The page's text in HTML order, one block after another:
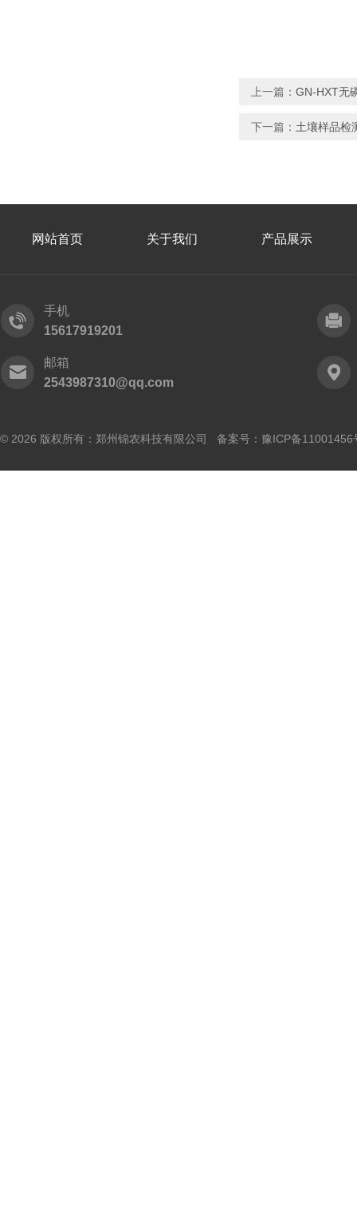
上一篇： GN-HXT无
下一篇： 土壤样品检
网站首页 关于我们 产品展示
手机
15617919201
邮箱
2543987310@qq.com
© 2026 版权所有：郑州锦农科技有限公司 备案号： 豫ICP备11001456